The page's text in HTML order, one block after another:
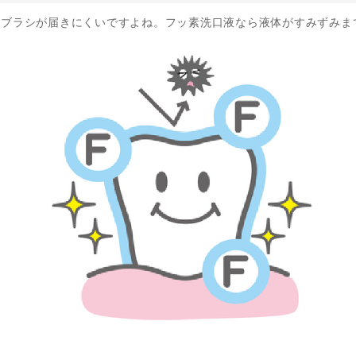
ラシが届きにくいですよね。フッ素洗口液なら液体がすみずみ